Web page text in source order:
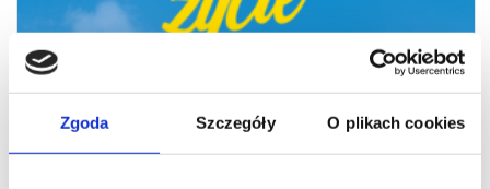
Zgoda Szczegóły O plikach cookies